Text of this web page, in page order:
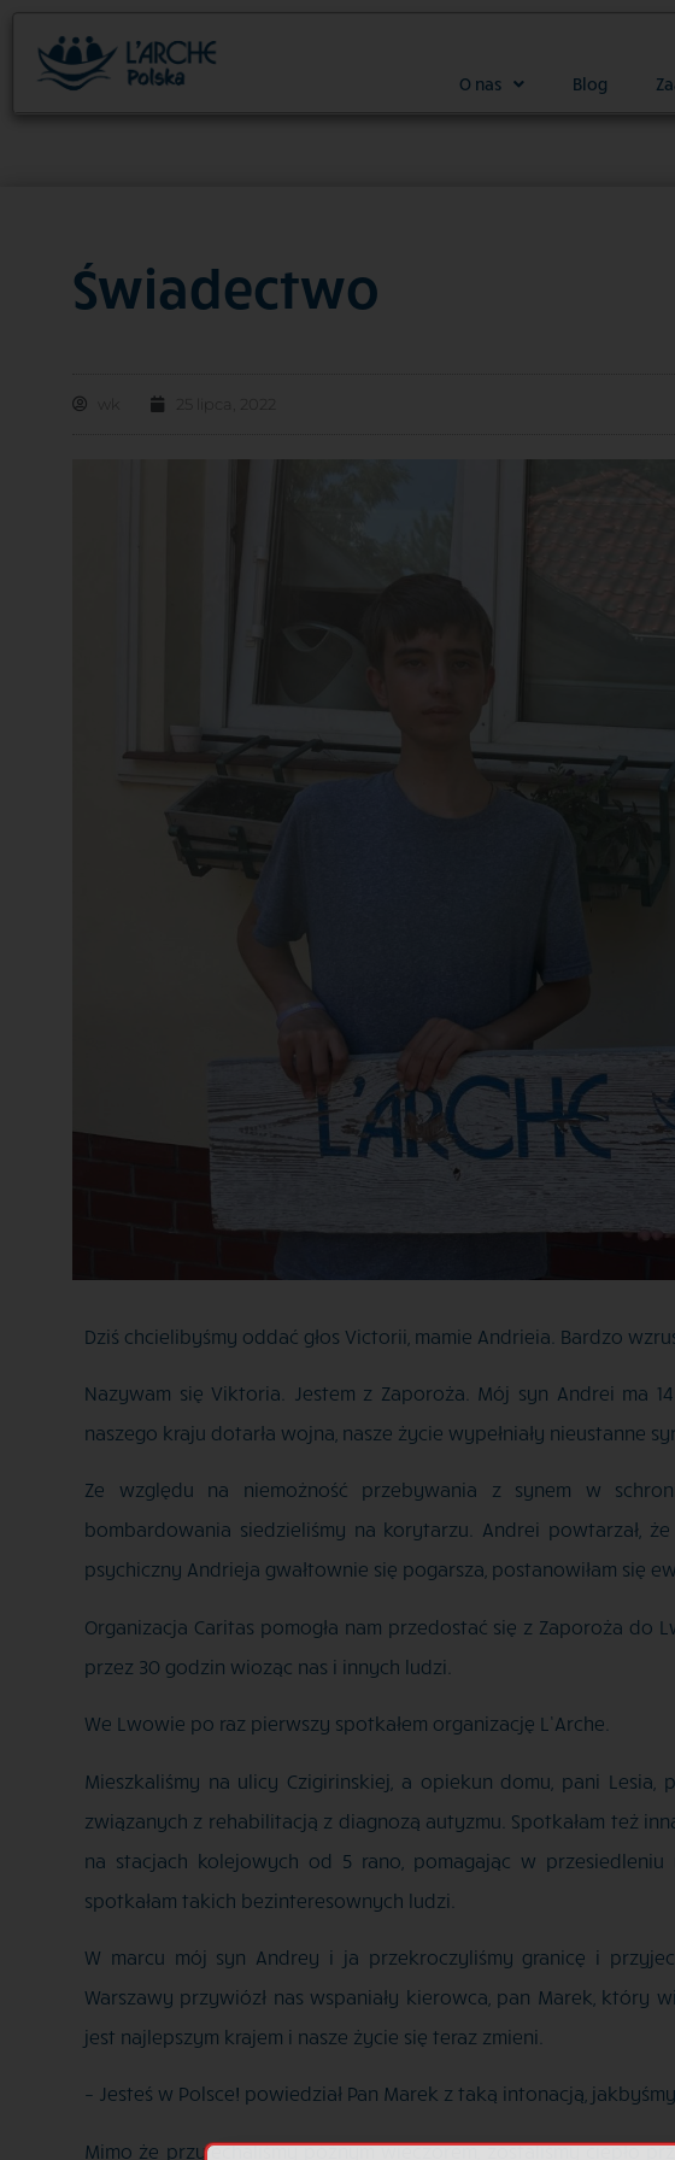
O nas Blog
Świadectwo
25 lipca, 2022
Dziś chcielibyśmy oddać głos Victorii, mamie Andrieia. Bardzo
Nazywam się Viktoria. Jestem z Zaporoża. Mój syn Andrei ma
naszego kraju dotarła wojna, nasze życie wypełniały nieustanne
Ze względu na niemożność przebywania z synem w
bombardowania siedzieliśmy na korytarzu. Andrei powtarzał,
psychiczny Andrieja gwałtownie się pogarsza, postanowiłam się
Organizacja Caritas pomogła nam przedostać się z Zaporoża do
przez 30 godzin wioząc nas i innych ludzi.
We Lwowie po raz pierwszy spotkałem organizację L’Arche.
Mieszkaliśmy na ulicy Czigirinskiej, a opiekun domu, pani
związanych z rehabilitacją z diagnozą autyzmu. Spotkałam też
na stacjach kolejowych od 5 rano, pomagając w
spotkałam takich bezinteresownych ludzi.
W marcu mój syn Andrey i ja przekroczyliśmy granicę i
Warszawy przywiózł nas wspaniały kierowca, pan Marek, który
jest najlepszym krajem i nasze życie się teraz zmieni.
– Jesteś w Polsce! powiedział Pan Marek z taką intonacją,
Mimo że przyjechaliśmy późnym wieczorem, zostaliśmy ciepło